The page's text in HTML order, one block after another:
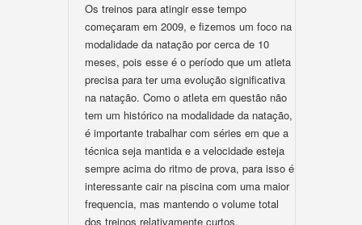
Os treinos para atingir esse tempo
começaram em 2009, e fizemos um foco na
modalidade da natação por cerca de 10
meses, pois esse é o período que um atleta
precisa para ter uma evolução significativa
na natação. Como o atleta em questão não
tem um histórico na modalidade da natação,
é importante trabalhar com séries em que a
técnica seja mantida e a velocidade esteja
sempre acima do ritmo de prova, para isso é
interessante cair na piscina com uma maior
frequencia, mas mantendo o volume total
dos treinos relativamente curtos.